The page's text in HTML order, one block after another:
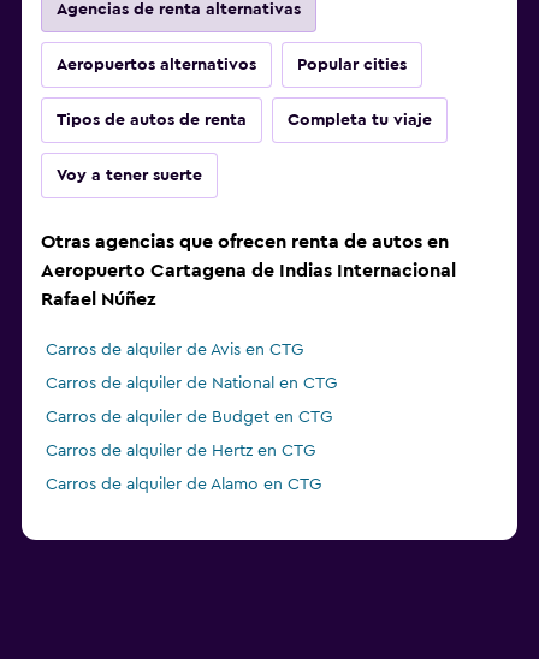
Agencias de renta alternativas
Aeropuertos alternativos Popular cities
Tipos de autos de renta Completa tu viaje
Voy a tener suerte
Otras agencias que ofrecen renta de autos en
Aeropuerto Cartagena de Indias Internacional
Rafael Núñez
Carros de alquiler de Avis en CTG
Carros de alquiler de National en CTG
Carros de alquiler de Budget en CTG
Carros de alquiler de Hertz en CTG
Carros de alquiler de Alamo en CTG